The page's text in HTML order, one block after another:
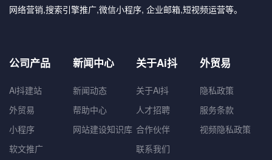
网络营销,搜索引擎推广,微信小程序, 企业邮箱,短视频运营等。
公司产品
Ai抖建站
外贸易
小程序
软文推广
新闻中心
新闻动态
帮助中心
网站建设知识库
关于Ai抖
关于Ai抖
人才招聘
合作伙伴
联系我们
外贸易
隐私政策
服务条款
视频隐私政策